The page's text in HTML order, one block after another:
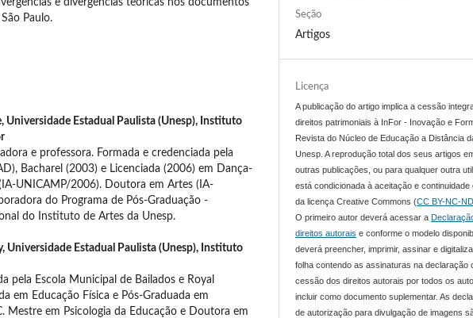
Paulo.
Universidade Estadual Paulista (Unesp), Instituto
e professora. Formada e credenciada pela
Bacharel (2003) e Licenciada (2006) em Dança-
UNICAMP/2006). Doutora em Artes (IA-
do Programa de Pós-Graduação -
do Instituto de Artes da Unesp.
Universidade Estadual Paulista (Unesp), Instituto
pela Escola Municipal de Bailados e Royal
em Educação Física e Pós-Graduada em
Mestre em Psicologia da Educação e Doutora em
Seção
Artigos
Licença
A publicação do artigo implica a cessão
direitos patrimoniais à InFor - Inovação e
Revista do Núcleo de Educação a Distância
Unesp. A reprodução total dos seus artigos
outras publicações, ou para qualquer outra
está condicionada à aceitação e continuidade
da licença Creative Commons (CC BY-NC-
O primeiro autor deverá acessar a
direitos autorais e conforme o modelo
deverá preencher, imprimir, assinar e
folha contendo as assinaturas na declaração
cessão dos direitos autorais por todos os
incluir como documento suplementar. As
de autorização para divulgação de imagens